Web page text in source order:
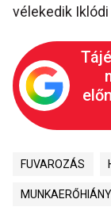
vélekedik Iklódi
FUVAROZÁS
MUNKAERŐHIÁNY